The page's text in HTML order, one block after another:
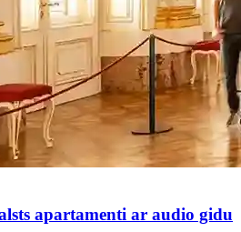
apartamenti ar audio gidu